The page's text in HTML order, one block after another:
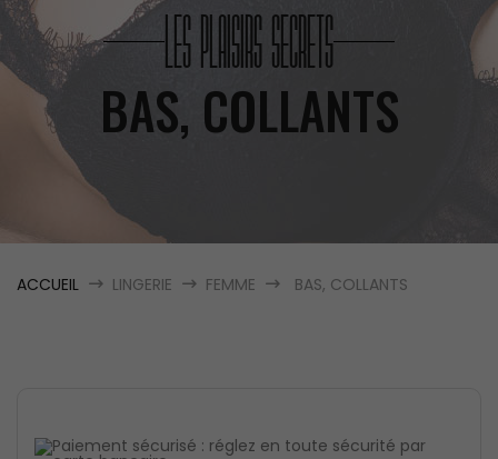
LES PLAISIRS SECRETS
BAS, COLLANTS
ACCUEIL LINGERIE FEMME BAS, COLLANTS